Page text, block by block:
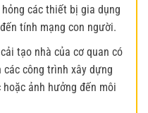
các thiết bị gia dụng
tính mạng con người.
tạo nhà của cơ quan có
công trình xây dựng
ảnh hưởng đến môi